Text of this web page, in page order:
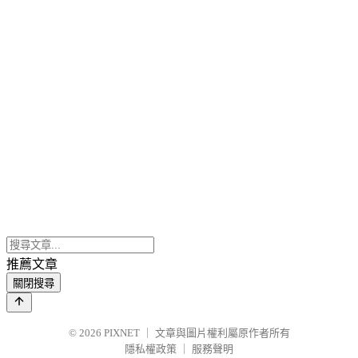
推薦文章
關閉搜尋
© 2026 PIXNET
文章與圖片權利屬原作者所有
隱私權政策
服務聲明